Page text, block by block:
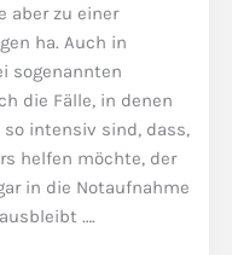
aber zu einer
ha. Auch in
sogenannten
die Fälle, in denen
intensiv sind, dass,
helfen möchte, der
in die Notaufnahme
….